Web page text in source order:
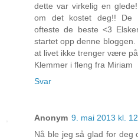
dette var virkelig en
om det kostet deg!! De
ofteste de beste <3
startet opp denne
at livet ikke trenger være
Klemmer i fleng fra Miriam
Svar
Anonym 9. mai 2013 kl.
Nå ble jeg så glad for deg